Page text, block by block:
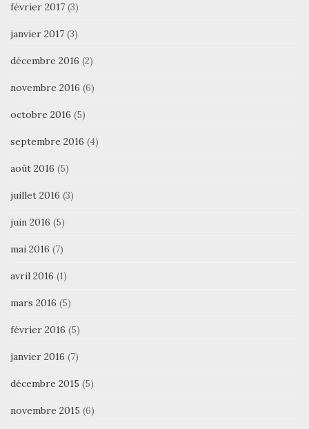
février 2017 (3)
janvier 2017 (3)
décembre 2016 (2)
novembre 2016 (6)
octobre 2016 (5)
septembre 2016 (4)
août 2016 (5)
juillet 2016 (3)
juin 2016 (5)
mai 2016 (7)
avril 2016 (1)
mars 2016 (5)
février 2016 (5)
janvier 2016 (7)
décembre 2015 (5)
novembre 2015 (6)